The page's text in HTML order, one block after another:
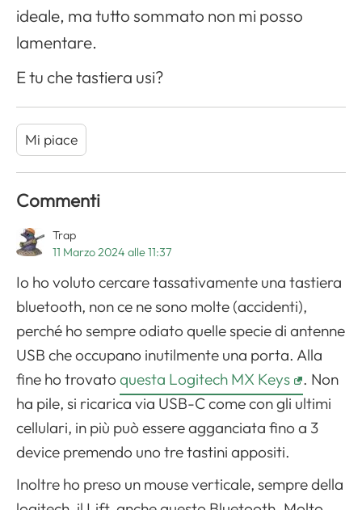
ideale, ma tutto sommato non mi posso
lamentare.
E tu che tastiera usi?
Mi piace
Commenti
Trap
11 Marzo 2024 alle 11:37
Io ho voluto cercare tassativamente una tastiera
bluetooth, non ce ne sono molte (accidenti),
perché ho sempre odiato quelle specie di antenne
USB che occupano inutilmente una porta. Alla
fine ho trovato questa Logitech MX Keys
. Non
ha pile, si ricarica via USB-C come con gli ultimi
cellulari, in più può essere agganciata fino a 3
device premendo uno tre tastini appositi.
Inoltre ho preso un mouse verticale, sempre della